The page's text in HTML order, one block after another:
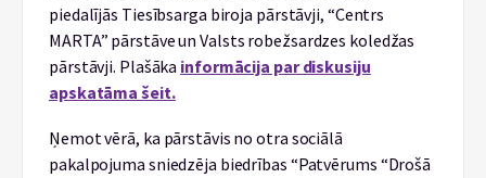
piedalījās Tiesībsarga biroja pārstāvji, “Centrs
MARTA” pārstāve un Valsts robežsardzes koledžas
pārstāvji. Plašāka informācija par diskusiju
apskatāma šeit.
Ņemot vērā, ka pārstāvis no otra sociālā
pakalpojuma sniedzēja biedrības “Patvērums “Drošā